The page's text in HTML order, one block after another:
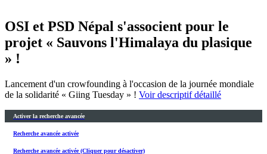
OSI et PSD Népal s'associent pour le
projet « Sauvons l'Himalaya du plasique
» !
Lancement d'un crowfounding à l'occasion de la journée mondiale
de la solidarité « Giing Tuesday » ! Voir descriptif détaillé
Activer la recherche avancée
Recherche avancée activée
Recherche avancée activée (Cliquer pour désactiver)